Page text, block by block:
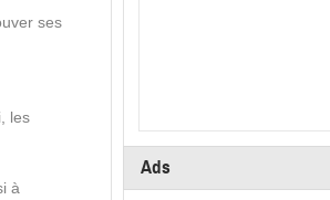
ses
les
à
Ads